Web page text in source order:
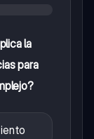
la
para